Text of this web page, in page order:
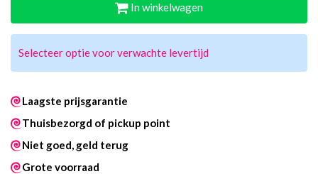
In winkelwagen
Selecteer optie voor verwachte levertijd
Laagste prijsgarantie
Thuisbezorgd of pickup point
Niet goed, geld terug
Grote voorraad